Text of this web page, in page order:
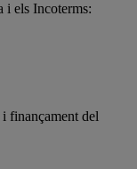
i els Incoterms:
finançament del